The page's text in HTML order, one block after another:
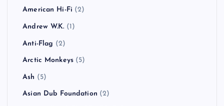
American Hi-Fi (2)
Andrew W.K. (1)
Anti-Flag (2)
Arctic Monkeys (5)
Ash (5)
Asian Dub Foundation (2)